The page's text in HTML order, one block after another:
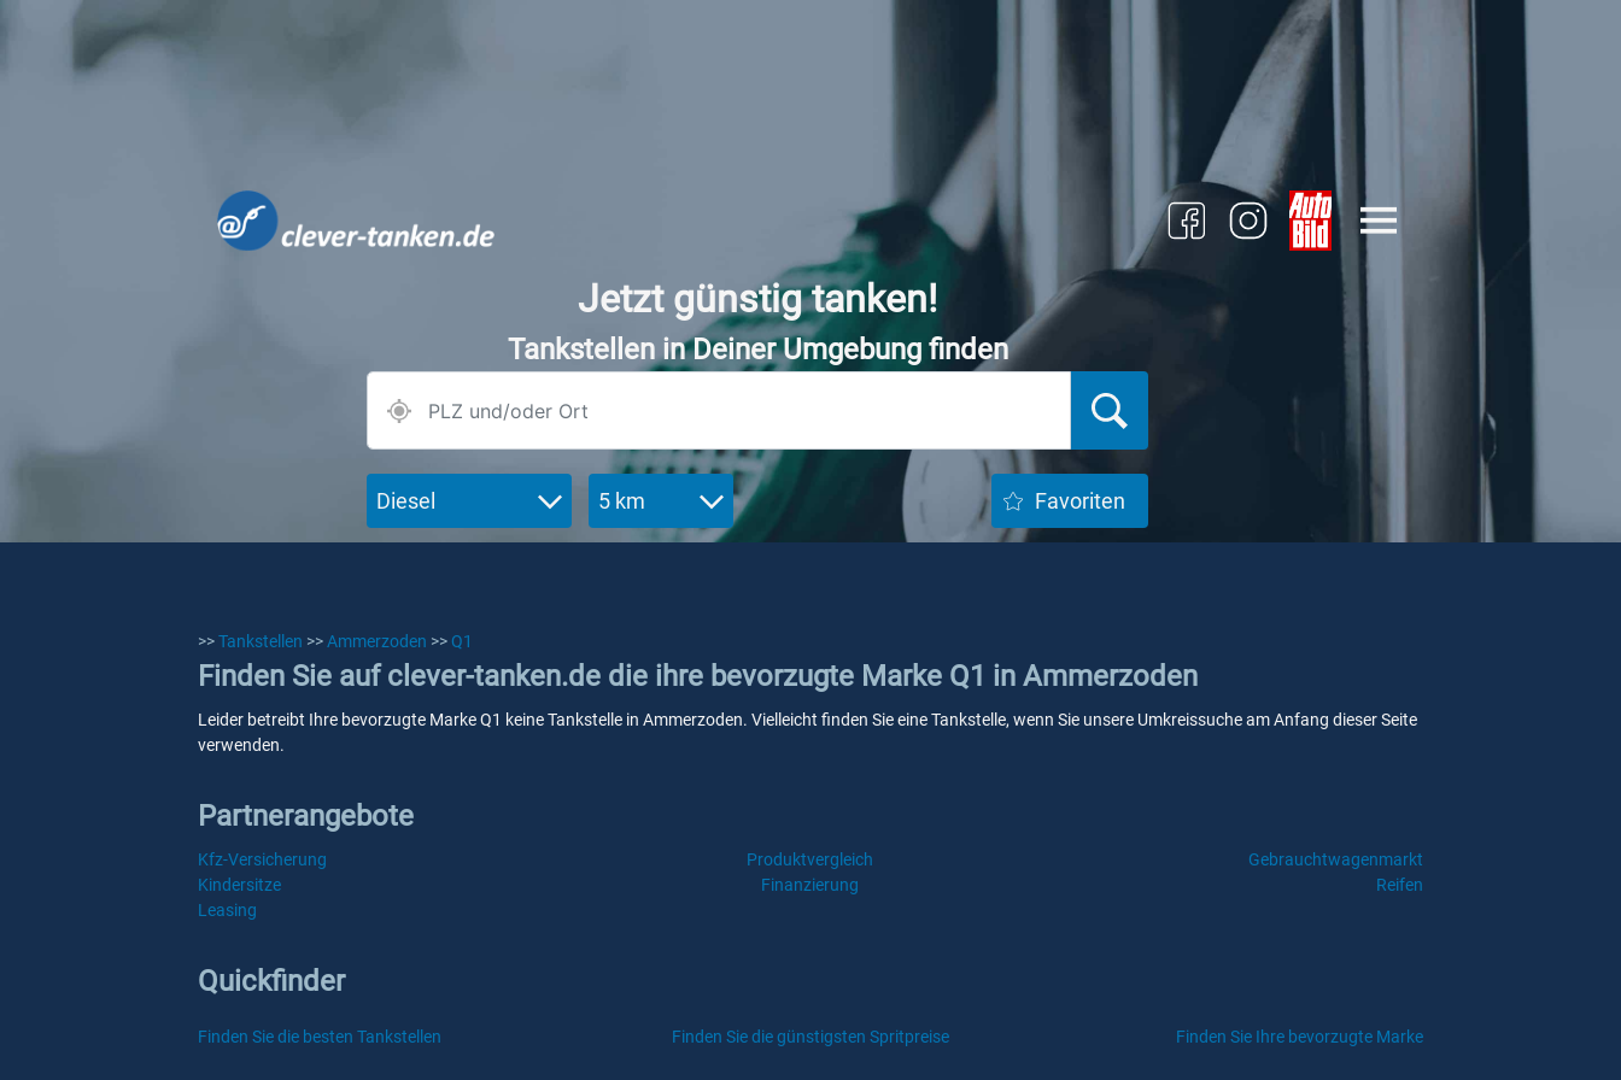
Jetzt günstig tanken!
Tankstellen in Deiner Umgebung finden
Diesel 5 km Favoriten
>>Tankstellen >>Ammerzoden >> Q1
Finden Sie auf clever-tanken.de die ihre bevorzugte Marke Q1 in Ammerzoden
Leider betreibt Ihre bevorzugte Marke Q1 keine Tankstelle in Ammerzoden. Vielleicht finden Sie eine Tankstelle, wenn Sie unsere Umkreissuche am Anfang dieser Seite
verwenden.
Partnerangebote
Kfz-Versicherung Produktvergleich
Gebrauchtwagenmarkt
Kindersitze
Finanzierung
Reifen
Leasing
Quickfinder
Finden Sie die besten Tankstellen Finden Sie die günstigsten Spritpreise Finden Sie Ihre bevorzugte Marke